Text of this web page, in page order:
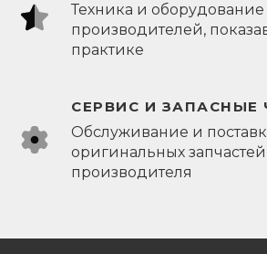
Техника и
производителей,
практике
СЕРВИС И ЗАПАСНЫЕ
Обслуживание и
оригинальных запчастей
производителя